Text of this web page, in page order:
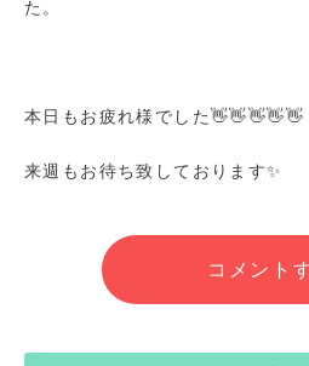
た。
本日もお疲れ様でした👋👋👋👋👋
来週もお待ち致しております✨
コメント